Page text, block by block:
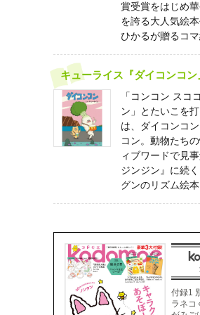
賞受賞をはじめ
を誇る大人気絵
ひかるが贈るコマ
キューライス『ダイコンコン
「コンコン スコ
ン」とたいこを
は、ダイコンコ
コン。動物たち
ィブワードで見
ジンジン』に続
グンのリズム絵本
付録1
ラネコ